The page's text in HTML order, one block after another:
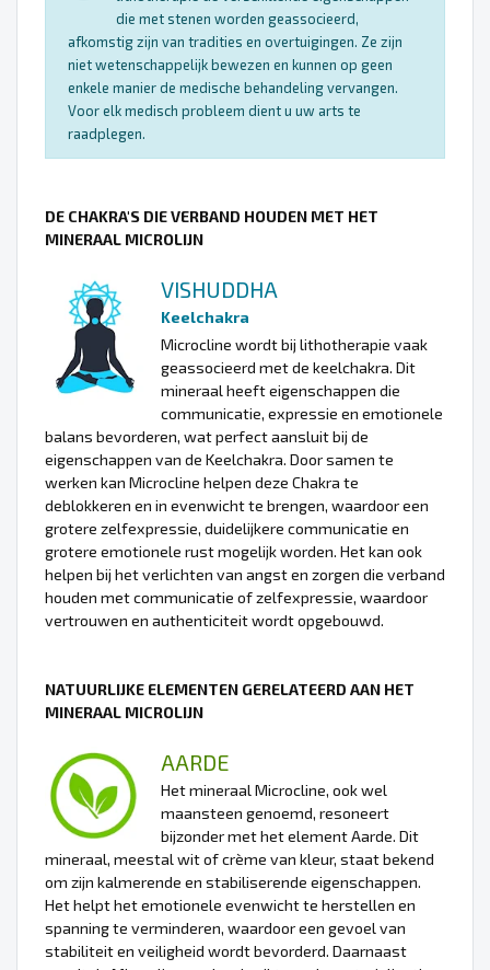
die met stenen worden geassocieerd,
afkomstig zijn van tradities en overtuigingen. Ze zijn
niet wetenschappelijk bewezen en kunnen op geen
enkele manier de medische behandeling vervangen.
Voor elk medisch probleem dient u uw arts te
raadplegen.
DE CHAKRA'S DIE VERBAND HOUDEN MET HET
MINERAAL MICROLIJN
VISHUDDHA
Keelchakra
Microcline wordt bij lithotherapie vaak
geassocieerd met de keelchakra. Dit
mineraal heeft eigenschappen die
communicatie, expressie en emotionele
balans bevorderen, wat perfect aansluit bij de
eigenschappen van de Keelchakra. Door samen te
werken kan Microcline helpen deze Chakra te
deblokkeren en in evenwicht te brengen, waardoor een
grotere zelfexpressie, duidelijkere communicatie en
grotere emotionele rust mogelijk worden. Het kan ook
helpen bij het verlichten van angst en zorgen die verband
houden met communicatie of zelfexpressie, waardoor
vertrouwen en authenticiteit wordt opgebouwd.
NATUURLIJKE ELEMENTEN GERELATEERD AAN HET
MINERAAL MICROLIJN
AARDE
Het mineraal Microcline, ook wel
maansteen genoemd, resoneert
bijzonder met het element Aarde. Dit
mineraal, meestal wit of crème van kleur, staat bekend
om zijn kalmerende en stabiliserende eigenschappen.
Het helpt het emotionele evenwicht te herstellen en
spanning te verminderen, waardoor een gevoel van
stabiliteit en veiligheid wordt bevorderd. Daarnaast